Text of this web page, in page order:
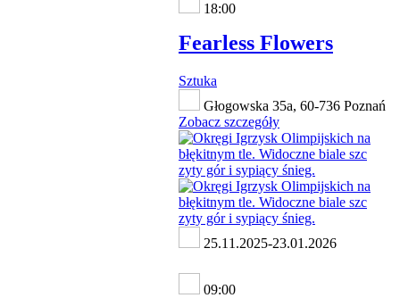
18:00
Fearless Flowers
Sztuka
Głogowska 35a, 60-736 Poznań
Zobacz szczegóły
25.11.2025-23.01.2026
09:00